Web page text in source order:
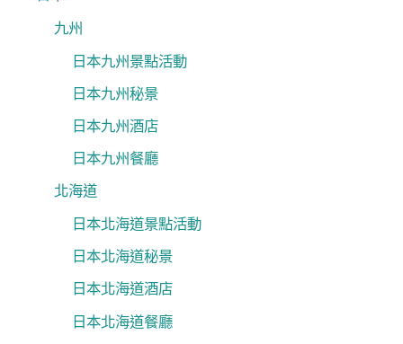
九州
日本九州景點活動
日本九州秘景
日本九州酒店
日本九州餐廳
北海道
日本北海道景點活動
日本北海道秘景
日本北海道酒店
日本北海道餐廳